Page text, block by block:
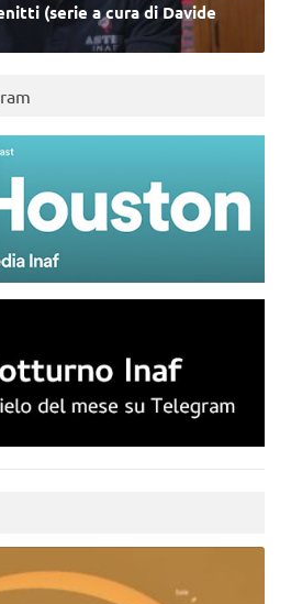
(serie a cura di Davide